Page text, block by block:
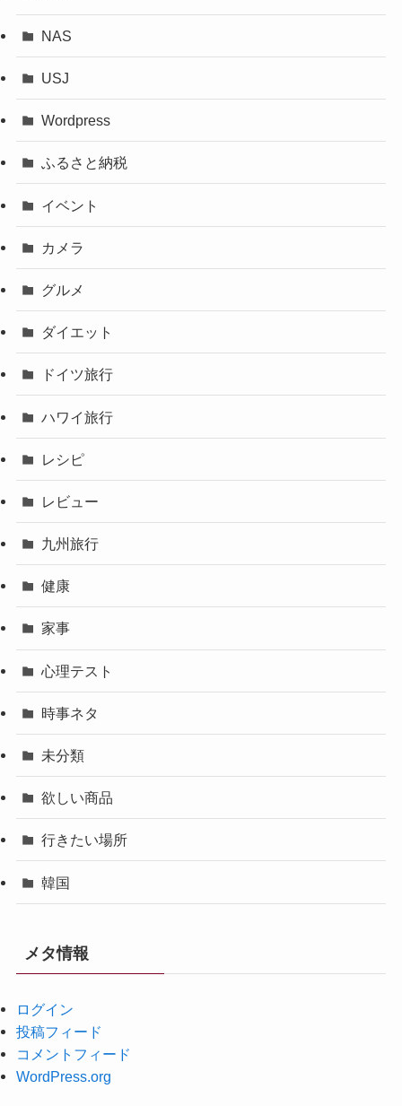
NAS
USJ
Wordpress
ふるさと納税
イベント
カメラ
グルメ
ダイエット
ドイツ旅行
ハワイ旅行
レシピ
レビュー
九州旅行
健康
家事
心理テスト
時事ネタ
未分類
欲しい商品
行きたい場所
韓国
メタ情報
ログイン
投稿フィード
コメントフィード
WordPress.org